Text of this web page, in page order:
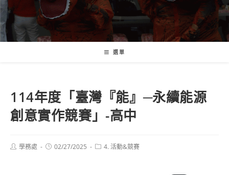
選單
114年度「臺灣『能』─永續能源
創意實作競賽」-高中
Post學務處
Post02/27/2025
Post4. 活動&競賽